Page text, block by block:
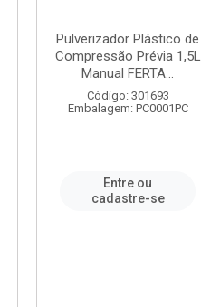
Pulverizador Plástico de
Compressão Prévia 1,5L
Manual FERTA...
Código: 301693
Embalagem: PC0001PC
Entre ou
cadastre-se